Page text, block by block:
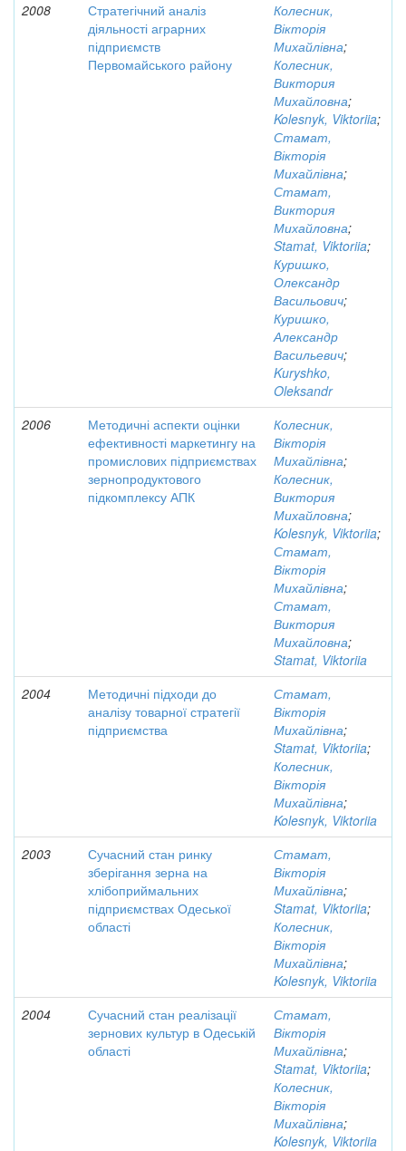
2008
Стратегічний аналіз
діяльності аграрних
підприємств
Первомайського району
Колесник,
Вікторія
Михайлівна;
Колесник,
Виктория
Михайловна;
Kolesnyk, Viktoriia;
Стамат,
Вікторія
Михайлівна;
Стамат,
Виктория
Михайловна;
Stamat, Viktoriia;
Куришко,
Олександр
Васильович;
Куришко,
Александр
Васильевич;
Kuryshko,
Oleksandr
2006
Методичні аспекти оцінки
ефективності маркетингу на
промислових підприємствах
зернопродуктового
підкомплексу АПК
Колесник,
Вікторія
Михайлівна;
Колесник,
Виктория
Михайловна;
Kolesnyk, Viktoriia;
Стамат,
Вікторія
Михайлівна;
Стамат,
Виктория
Михайловна;
Stamat, Viktoriia
2004
Методичні підходи до
аналізу товарної стратегії
підприємства
Стамат,
Вікторія
Михайлівна;
Stamat, Viktoriia;
Колесник,
Вікторія
Михайлівна;
Kolesnyk, Viktoriia
2003
Сучасний стан ринку
зберігання зерна на
хлібоприймальних
підприємствах Одеської
області
Стамат,
Вікторія
Михайлівна;
Stamat, Viktoriia;
Колесник,
Вікторія
Михайлівна;
Kolesnyk, Viktoriia
2004
Сучасний стан реалізації
зернових культур в Одеській
області
Стамат,
Вікторія
Михайлівна;
Stamat, Viktoriia;
Колесник,
Вікторія
Михайлівна;
Kolesnyk, Viktoriia